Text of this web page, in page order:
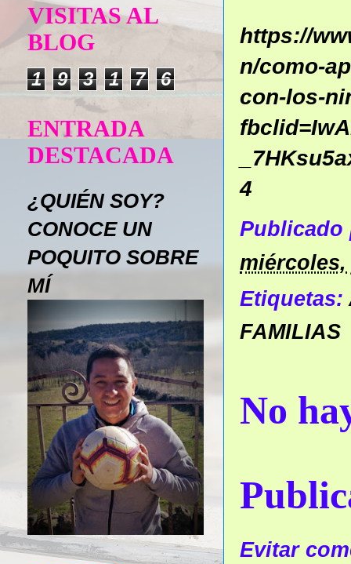
https://
n/como-
con-los-
4
miércoles,
Etiquetas:
FAMILIAS
No
Evitar
VISITAS AL
BLOG
1 9 3 1 7 6
ENTRADA
DESTACADA
¿QUIÉN SOY?
CONOCE UN
POQUITO SOBRE
MÍ